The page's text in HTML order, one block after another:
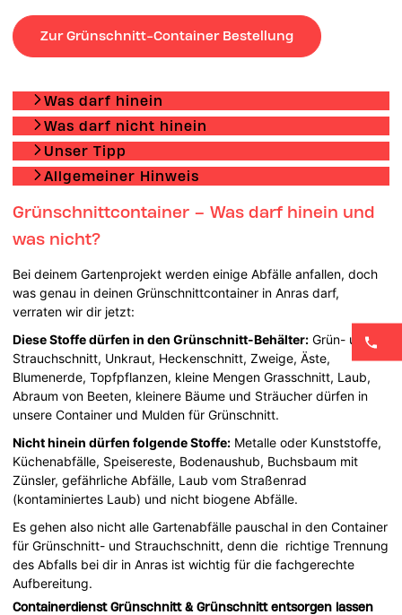
Zur Grünschnitt-Container Bestellung
Was darf hinein
Was darf nicht hinein
Unser Tipp
Allgemeiner Hinweis
Grünschnittcontainer – Was darf hinein und
was nicht?
Bei deinem Gartenprojekt werden einige Abfälle anfallen, doch
was genau in deinen Grünschnittcontainer in Anras darf,
verraten wir dir jetzt:
Diese Stoffe dürfen in den Grünschnitt-Behälter: Grün- und
Strauchschnitt, Unkraut, Heckenschnitt, Zweige, Äste,
Blumenerde, Topfpflanzen, kleine Mengen Grasschnitt, Laub,
Abraum von Beeten, kleinere Bäume und Sträucher dürfen in
unsere Container und Mulden für Grünschnitt.
Nicht hinein dürfen folgende Stoffe: Metalle oder Kunststoffe,
Küchenabfälle, Speisereste, Bodenaushub, Buchsbaum mit
Zünsler, gefährliche Abfälle, Laub vom Straßenrad
(kontaminiertes Laub) und nicht biogene Abfälle.
Es gehen also nicht alle Gartenabfälle pauschal in den Container
für Grünschnitt- und Strauchschnitt, denn die richtige Trennung
des Abfalls bei dir in Anras ist wichtig für die fachgerechte
Aufbereitung.
Containerdienst Grünschnitt & Grünschnitt entsorgen lassen